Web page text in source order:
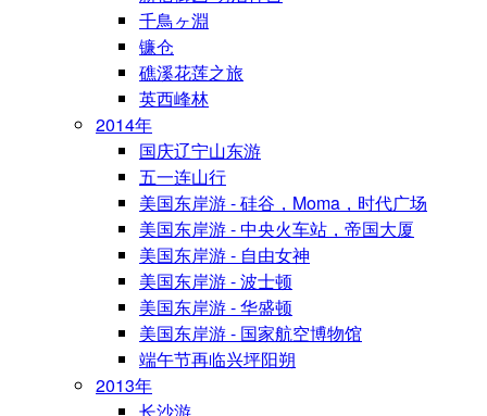
千鳥ヶ淵
镰仓
礁溪花莲之旅
英西峰林
2014年
国庆辽宁山东游
五一连山行
美国东岸游 - 硅谷，Moma，时代广场
美国东岸游 - 中央火车站，帝国大厦
美国东岸游 - 自由女神
美国东岸游 - 波士顿
美国东岸游 - 华盛顿
美国东岸游 - 国家航空博物馆
端午节再临兴坪阳朔
2013年